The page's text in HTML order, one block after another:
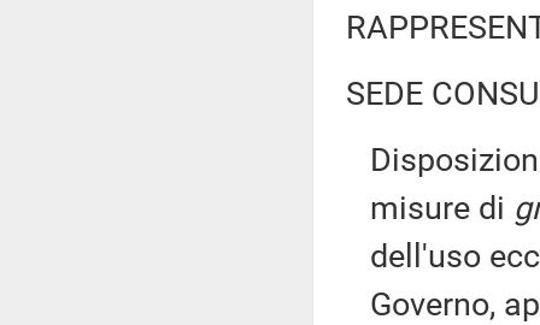
SEDE
misure di
dell'uso
Governo,